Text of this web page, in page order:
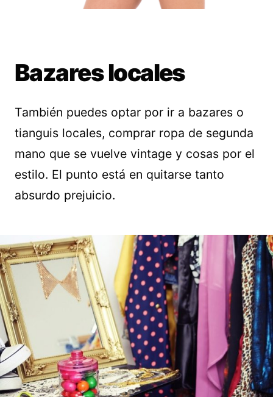
Bazares locales
También puedes optar por ir a bazares o
tianguis locales, comprar ropa de segunda
mano que se vuelve vintage y cosas por el
estilo. El punto está en quitarse tanto
absurdo prejuicio.